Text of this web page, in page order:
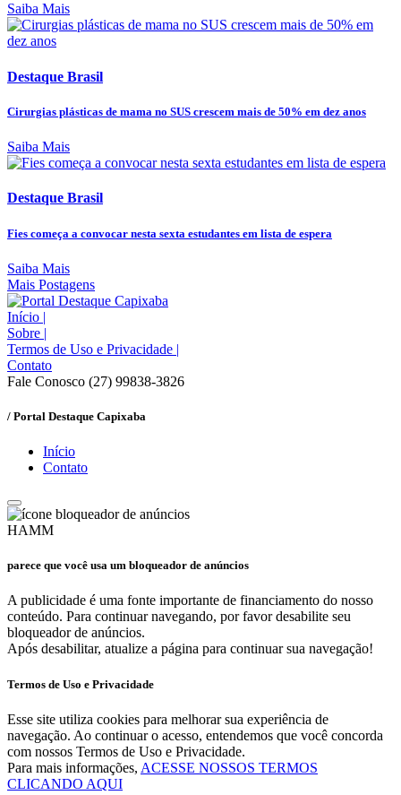
Saiba Mais
Destaque Brasil
Cirurgias plásticas de mama no SUS crescem mais de 50% em dez anos
Saiba Mais
Destaque Brasil
Fies começa a convocar nesta sexta estudantes em lista de espera
Saiba Mais
Mais Postagens
Início |
Sobre |
Termos de Uso e Privacidade |
Contato
Fale Conosco (27) 99838-3826
/ Portal Destaque Capixaba
Início
Contato
HAMM
parece que você usa um bloqueador de anúncios
A publicidade é uma fonte importante de financiamento do nosso
conteúdo. Para continuar navegando, por favor desabilite seu
bloqueador de anúncios.
Após desabilitar, atualize a página para continuar sua navegação!
Termos de Uso e Privacidade
Esse site utiliza cookies para melhorar sua experiência de
navegação. Ao continuar o acesso, entendemos que você concorda
com nossos Termos de Uso e Privacidade.
Para mais informações, ACESSE NOSSOS TERMOS
CLICANDO AQUI